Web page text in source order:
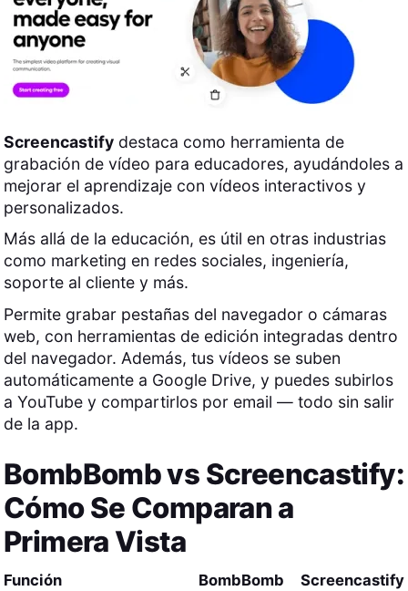
Screencastify destaca como herramienta de
grabación de vídeo para educadores, ayudándoles a
mejorar el aprendizaje con vídeos interactivos y
personalizados.
Más allá de la educación, es útil en otras industrias
como marketing en redes sociales, ingeniería,
soporte al cliente y más.
Permite grabar pestañas del navegador o cámaras
web, con herramientas de edición integradas dentro
del navegador. Además, tus vídeos se suben
automáticamente a Google Drive, y puedes subirlos
a YouTube y compartirlos por email — todo sin salir
de la app.
BombBombvs Screencastify:
Cómo Se Comparan a
Primera Vista
Función BombBomb Screencastify